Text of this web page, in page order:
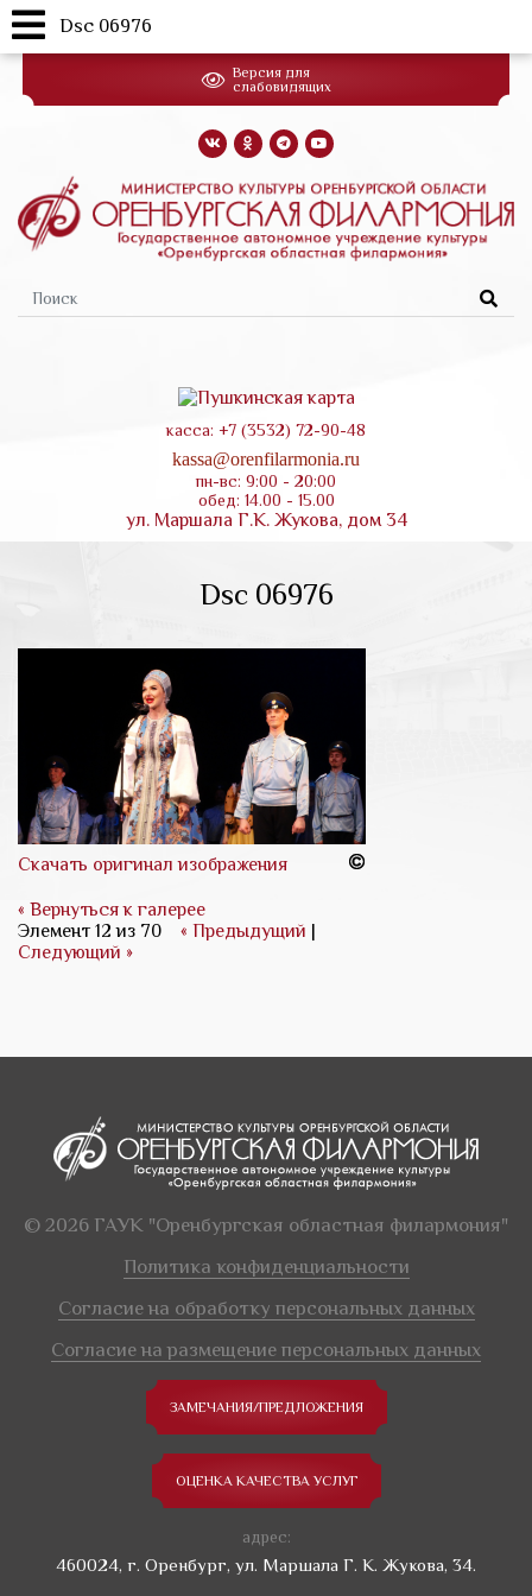
Перейти
основному
Форма
поиска
касса: +7 (3532) 72-90-48
kassa@orenfilarmonia.ru
пн-вс: 9:00 - 20:00
обед: 14.00 - 15.00
ул. Маршала Г.К. Жукова, дом 34
Версия для
слабовидящих
Dsc 06976
Скачать оригинал изображения
« Вернуться к галерее
Элемент 12 из 70
« Предыдущий |
Следующий »
Dsc 06976
© 2026 ГАУК "Оренбургская областная филармония"
Политика конфиденциальности
Согласие на обработку персональных данных
Согласие на размещение персональных данных
ЗАМЕЧАНИЯ/ПРЕДЛОЖЕНИЯ
ОЦЕНКА КАЧЕСТВА УСЛУГ
адрес:
460024, г. Оренбург, ул. Маршала Г. К. Жукова, 34.